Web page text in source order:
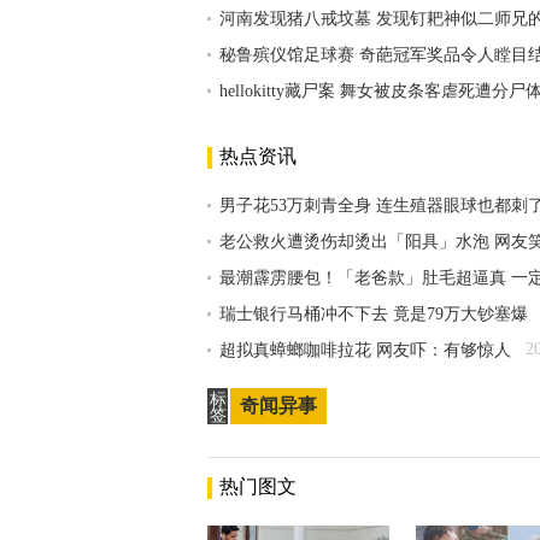
河南发现猪八戒坟墓 发现钉耙神似二师兄
秘鲁殡仪馆足球赛 奇葩冠军奖品令人瞠目
hellokitty藏尸案 舞女被皮条客虐死遭分尸
热点资讯
男子花53万刺青全身 连生殖器眼球也都刺
老公救火遭烫伤却烫出「阳具」水泡 网友
最潮霹雳腰包！「老爸款」肚毛超逼真 一
瑞士银行马桶冲不下去 竟是79万大钞塞爆
超拟真蟑螂咖啡拉花 网友吓：有够惊人
标
签
奇闻异事
热门图文